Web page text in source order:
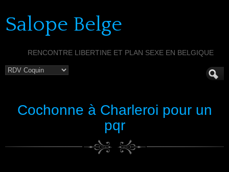
Salope Belge
RENCONTRE LIBERTINE ET PLAN SEXE EN BELGIQUE
Cochonne à Charleroi pour un
pqr